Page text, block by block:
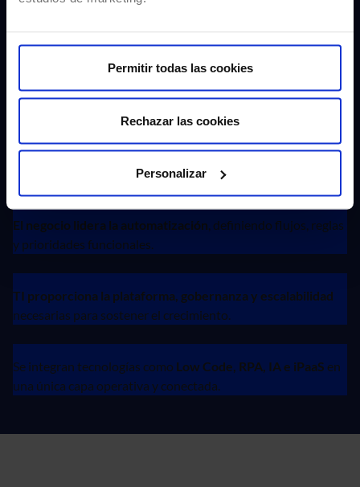
Permitir todas las cookies
Personalizar
Rechazar las cookies
negocio y la solidez técnica del área IT.
¿Qué implica trabajar bajo el
modelo BOAT?
El negocio lidera la automatización , definiendo flujos, reglas
y prioridades funcionales.
TI proporciona la plataforma, gobernanza y escalabilidad
necesarias para sostener el crecimiento.
Se integran tecnologías como Low Code, RPA, IA e iPaaS en
una única capa operativa y conectada.